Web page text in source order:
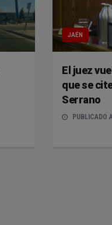
JAÉN
El juez
que se
Serrano
PUBLICADO